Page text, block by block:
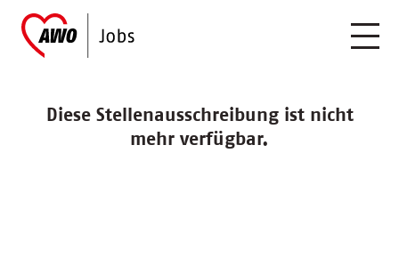
Diese Stellenausschreibung ist nicht
mehr verfügbar.